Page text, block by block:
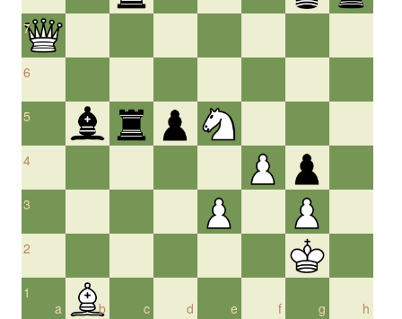
7
6
5
4
3
2
a
1
b
c d e f g h